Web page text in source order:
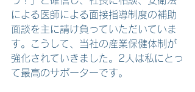
による医師による面接指導制度の補助
面談を主に請け負っていただいていま
す。こうして、当社の産業保健体制が
強化されていきました。2人は私にとっ
て最高のサポーターです。